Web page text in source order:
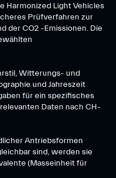
Harmonized Light Vehicles
Prüfverfahren zur
der CO2 -Emissionen. Die
Witterungs- und
und Jahreszeit
für ein spezifisches
Daten nach CH-
Antriebsformen
sind, werden sie
(Masseinheit für